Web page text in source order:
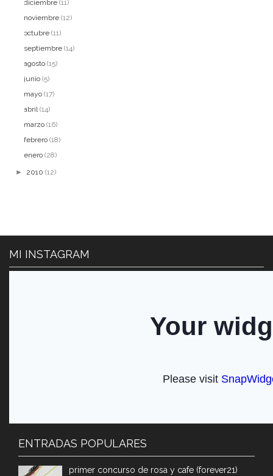
diciembre(11)
noviembre(12)
octubre(11)
septiembre(14)
agosto(15)
junio(5)
mayo(17)
abril(14)
marzo(16)
febrero(18)
enero(28)
► 2010 (12)
MI INSTAGRAM
ENTRADAS POPULARES
primer concurso de rosa y cafe (forever21)